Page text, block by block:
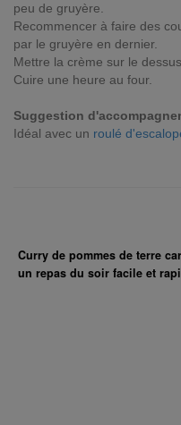
peu de gruyère.
Recommencer à faire des
par le gruyère en dernier.
Mettre la crème sur le dessus.
Cuire une heure au four.
Suggestion
Idéal avec un roulé
Curry de pommes de terre
un repas du soir facile et